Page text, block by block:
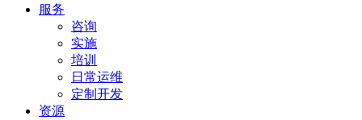
服务
咨询
实施
培训
日常运维
定制开发
资源